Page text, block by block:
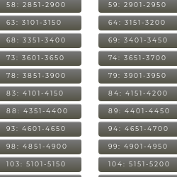
58: 2851-2900 59: 2901-2950
63: 3101-3150 64: 3151-3200
68: 3351-3400 69: 3401-3450
73: 3601-3650 74: 3651-3700
78: 3851-3900 79: 3901-3950
83: 4101-4150 84: 4151-4200
88: 4351-4400 89: 4401-4450
93: 4601-4650 94: 4651-4700
98: 4851-4900 99: 4901-4950
103: 5101-5150 104: 5151-5200